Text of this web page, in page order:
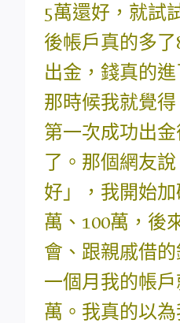
5萬還好，就試
後帳戶真的多
出金，錢真的
那時候我就覺得
第一次成功出
了。那個網友
好」，我開始
萬、100萬，後
會、跟親戚借的
一個月我的帳
萬。我真的以